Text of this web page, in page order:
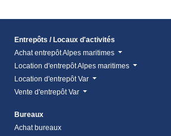
Entrepôts / Locaux d'activités
Achat entrepôt Alpes maritimes
Location d'entrepôt Alpes maritimes
Location d'entrepôt Var
Vente d'entrepôt Var
Bureaux
Achat bureaux